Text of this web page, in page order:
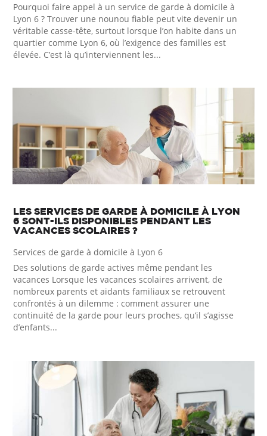
Pourquoi faire appel à un service de garde à domicile à
Lyon 6 ? Trouver une nounou fiable peut vite devenir un
véritable casse-tête, surtout lorsque l’on habite dans un
quartier comme Lyon 6, où l’exigence des familles est
élevée. C’est là qu’interviennent les...
LES SERVICES DE GARDE À DOMICILE À LYON
6 SONT-ILS DISPONIBLES PENDANT LES
VACANCES SCOLAIRES ?
Services de garde à domicile à Lyon 6
Des solutions de garde actives même pendant les
vacances Lorsque les vacances scolaires arrivent, de
nombreux parents et aidants familiaux se retrouvent
confrontés à un dilemme : comment assurer une
continuité de la garde pour leurs proches, qu’il s’agisse
d’enfants...